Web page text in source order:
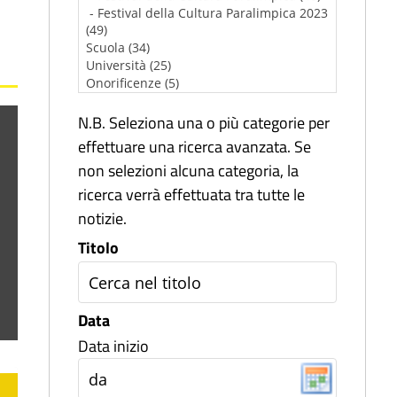
N.B. Seleziona una o più categorie per
effettuare una ricerca avanzata. Se
non selezioni alcuna categoria, la
ricerca verrà effettuata tra tutte le
notizie.
Titolo
Data
Data inizio